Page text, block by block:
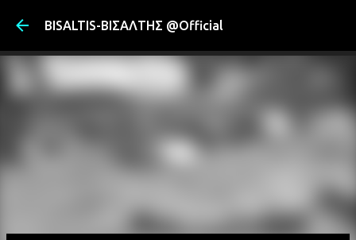
BISALTIS-ΒΙΣΑΛΤΗΣ @Official